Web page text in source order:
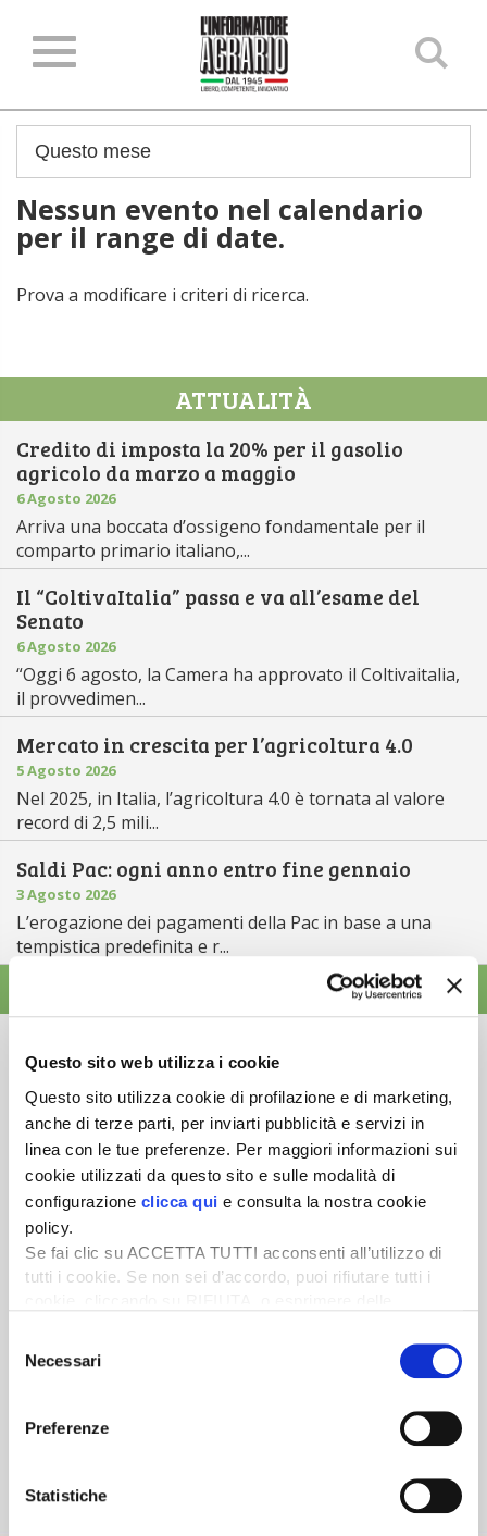
Questo sito web utilizza i cookie
Questo sito utilizza cookie di profilazione e di marketing,
anche di terze parti, per inviarti pubblicità e servizi in
linea con le tue preferenze. Per maggiori informazioni sui
cookie utilizzati da questo sito e sulle modalità di
configurazione clicca qui e consulta la nostra cookie
policy.
Se fai clic su ACCETTA TUTTI acconsenti all’utilizzo di
tutti i cookie. Se non sei d’accordo, puoi rifiutare tutti i
desideri accettare e cliccando ACCETTA SELEZIONATI.
delNecessari
Preferenze
Statistiche
Nessun evento nel calendario
per il range di date.
Prova a modificare i criteri di ricerca.
ATTUALITÀ
Credito di imposta la 20% per il gasolio
agricolo da marzo a maggio
6 Agosto 2026
Arriva una boccata d’ossigeno fondamentale per il
comparto primario italiano,...
Il “ColtivaItalia” passa e va all’esame del
Senato
6 Agosto 2026
“Oggi 6 agosto, la Camera ha approvato il Coltivaitalia,
il provvedimen...
Mercato in crescita per l’agricoltura 4.0
5 Agosto 2026
Nel 2025, in Italia, l’agricoltura 4.0 è tornata al valore
record di 2,5 mili...
Saldi Pac: ogni anno entro fine gennaio
3 Agosto 2026
L’erogazione dei pagamenti della Pac in base a una
tempistica predefinita e r...
Newsletter
Scopri un servizio d'informazione di alta qualità. Tagliato sulle tue
esigenze.